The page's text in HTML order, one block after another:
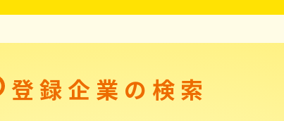
登録企業の検索